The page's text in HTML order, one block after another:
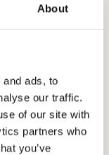
About
ads, to
our traffic.
of our site with
partners who
you’ve
velferd og
har blitt
standarder
for